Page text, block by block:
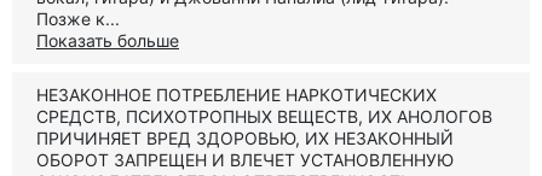
Позже к...
Показать больше
НЕЗАКОННОЕ ПОТРЕБЛЕНИЕ НАРКОТИЧЕСКИХ
СРЕДСТВ, ПСИХОТРОПНЫХ ВЕЩЕСТВ, ИХ АНОЛОГОВ
ПРИЧИНЯЕТ ВРЕД ЗДОРОВЬЮ, ИХ НЕЗАКОННЫЙ
ОБОРОТ ЗАПРЕЩЕН И ВЛЕЧЕТ УСТАНОВЛЕННУЮ